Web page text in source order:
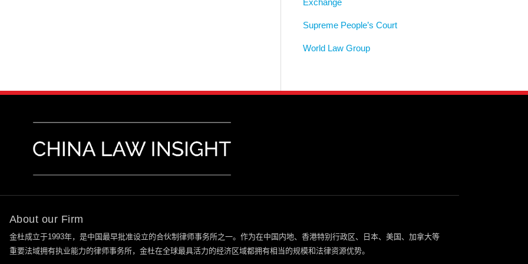
Supreme People’s Court
World Law Group
About our Firm
金杜成立于1993年，是中国最早批准设立的合伙制律师事务所之一。作为在中国内地、香港特别行政区、日本、美国、加拿大等
重要法域拥有执业能力的律师事务所，金杜在全球最具活力的经济区域都拥有相当的规模和法律资源优势。